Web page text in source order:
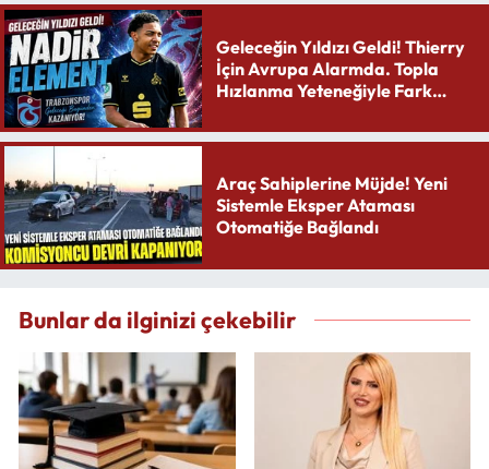
Geleceğin Yıldızı Geldi! Thierry
İçin Avrupa Alarmda. Topla
Hızlanma Yeteneğiyle Fark
Araç Sahiplerine Müjde! Yeni
Sistemle Eksper Ataması
Otomatiğe Bağlandı
Bunlar da ilginizi çekebilir